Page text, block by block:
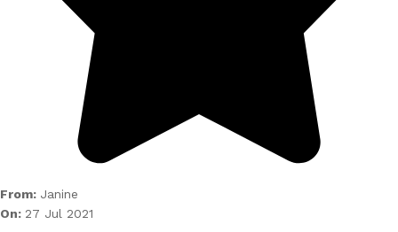
From: Janine
On: 27 Jul 2021